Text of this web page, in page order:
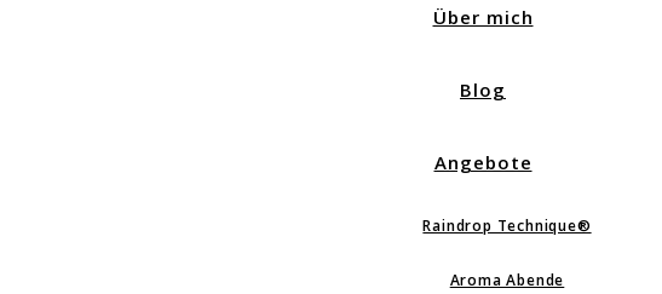
Über mich
Blog
Angebote
Raindrop Technique®
Aroma Abende